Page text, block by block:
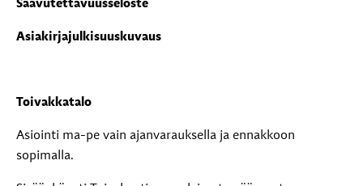
Saavutettavuusseloste
Asiakirjajulkisuuskuvaus
Toivakkatalo
Asiointi ma-pe vain ajanvarauksella ja ennakkoon
sopimalla.